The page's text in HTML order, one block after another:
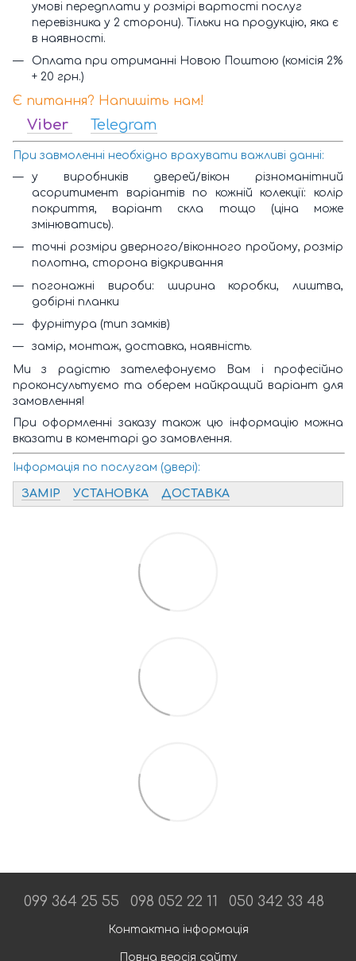
умові передплати у розмірі вартості послуг
перевізника у 2 сторони). Тільки на продукцію, яка є
в наявності.
Оплата при отриманні Новою Поштою (комісія 2%
+ 20 грн.)
Є питання? Напишіть нам!
Viber Telegram
При завмоленні необхідно врахувати важливі данні:
у виробників дверей/вікон різноманітний
асоритимент варіантів по кожній колекції: колір
покриття, варіант скла тощо (ціна може
змінюватись).
точні розміри дверного/віконного пройому, розмір
полотна, сторона відкривання
погонажні вироби: ширина коробки, лиштва,
добірні планки
фурнітура (тип замків)
замір, монтаж, доставка, наявність.
Ми з радістю зателефонуємо Вам і професійно
проконсультуємо та оберем найкращий варіант для
замовлення!
При оформленні заказу також цю інформацію можна
вказати в коментарі до замовлення.
Інформація по послугам (двері):
ЗАМІР УСТАНОВКА ДОСТАВКА
099 364 25 55 098 052 22 11 050 342 33 48
Контактна інформація
Повна версія сайту